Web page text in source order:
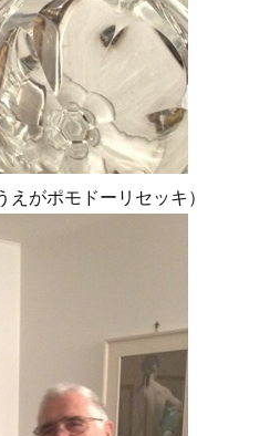
がポモドーリセッキ）